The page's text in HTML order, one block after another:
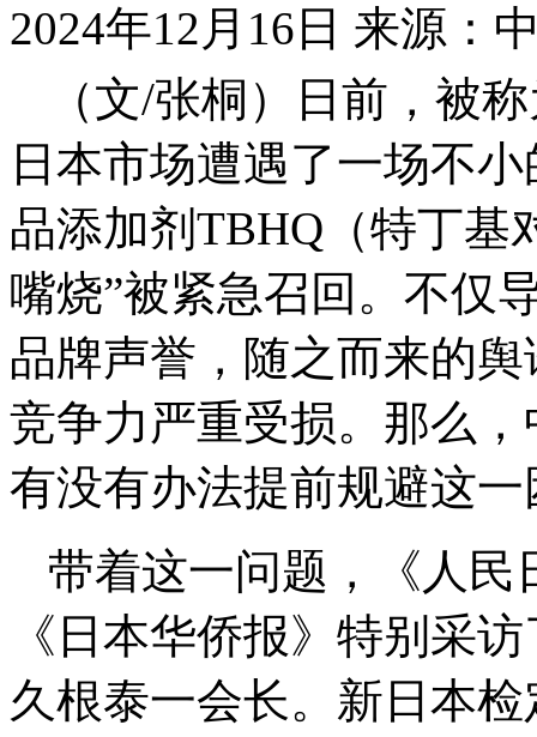
2024年12月16日 来源：
（文/张桐）日前，被
日本市场遭遇了一场不
品添加剂TBHQ（特丁基
嘴烧”被紧急召回。不仅
品牌声誉，随之而来的
竞争力严重受损。那么
有没有办法提前规避这
带着这一问题，《人民
《日本华侨报》特别采
久根泰一会长。新日本